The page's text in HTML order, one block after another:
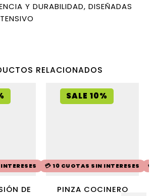
Y DURABILIDAD, DISEÑADAS
RELACIONADOS
DE
SALE 10%
💳 10 CUOTAS SIN INTERESES
PINZA COCINERO